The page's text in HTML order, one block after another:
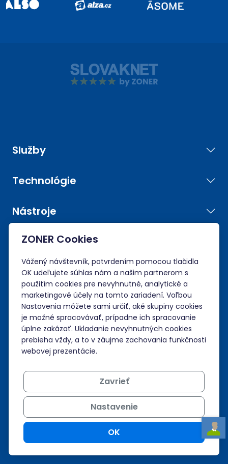
Služby
Technológie
Nástroje
Spoločnosť
Administrácia
Prihlásiť sa
Neviem si rady?
Nápoveda
Podpora 24/7
+421 268 265 986
admin@zoner.sk
ZONER Cookies
Vážený návštevník, potvrdením pomocou tlačidla
OK udeľujete súhlas nám a našim partnerom s
použitím cookies pre nevyhnutné, analytické a
marketingové účely na tomto zariadení. Voľbou
Nastavenia môžete sami určiť, aké skupiny cookies
je možné spracovávať, prípadne ich spracovanie
úplne zakázať. Ukladanie nevyhnutných cookies
prebieha vždy, a to v záujme zachovania funkčnosti
webovej prezentácie.
Zavrieť
Nastavenie
OK